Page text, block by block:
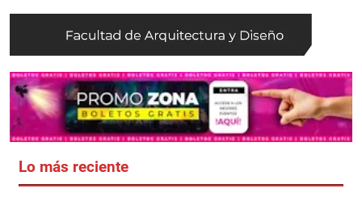
Lo más reciente